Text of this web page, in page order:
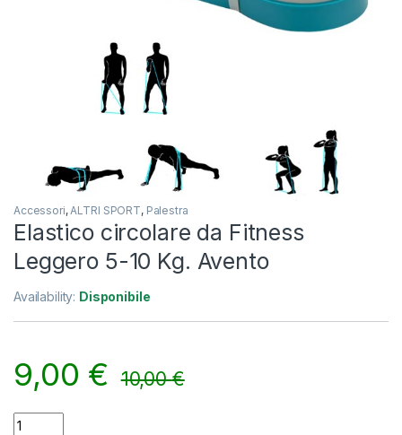
Accessori, ALTRI SPORT, Palestra
Elastico circolare da Fitness
Leggero 5-10 Kg. Avento
Availability: Disponibile
9,00 € 10,00€
Elastico circolare da Fitness Leggero 5-10 Kg. Avento